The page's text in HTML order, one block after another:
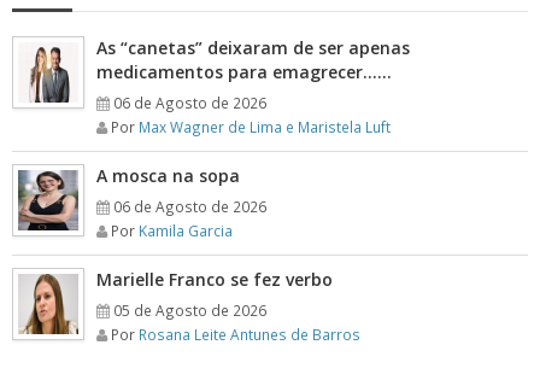
As “canetas” deixaram de ser apenas
medicamentos para emagrecer……
06 de Agosto de 2026
Por Max Wagner de Lima e Maristela Luft
A mosca na sopa
06 de Agosto de 2026
Por Kamila Garcia
Marielle Franco se fez verbo
05 de Agosto de 2026
Por Rosana Leite Antunes de Barros